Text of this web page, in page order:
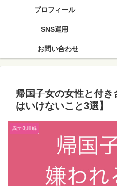
プロフィール
SNS運用
お問い合わせ
帰国子女の女性と付き
はいけないこと3選】
異文化理解